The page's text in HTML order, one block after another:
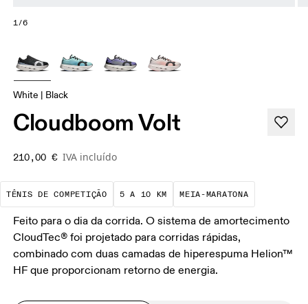
1/6
White | Black
Cloudboom Volt
210,00 € IVA incluído
TÊNIS DE COMPETIÇÃO
São tênis projetados com precisão
5 A 10 KM
São provas que exigem
MEIA-MARATONA
Um teste
Feito para o dia da corrida. O sistema de amortecimento
CloudTec® foi projetado para corridas rápidas,
combinado com duas camadas de hiperespuma Helion™
HF que proporcionam retorno de energia.